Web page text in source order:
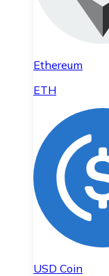
Ethereum
ETH
USD Coin